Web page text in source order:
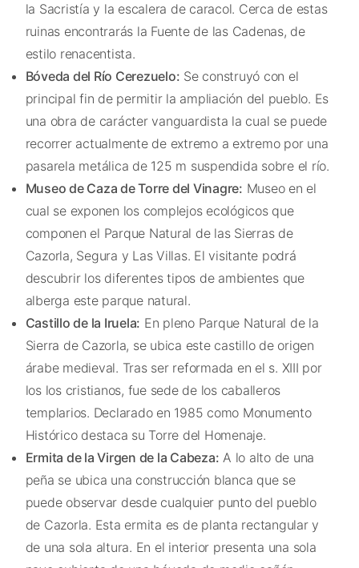
la Sacristía y la escalera de caracol. Cerca de estas
ruinas encontrarás la Fuente de las Cadenas, de
estilo renacentista.
Bóveda del Río Cerezuelo: Se construyó con el
principal fin de permitir la ampliación del pueblo. Es
una obra de carácter vanguardista la cual se puede
recorrer actualmente de extremo a extremo por una
pasarela metálica de 125 m suspendida sobre el río.
Museo de Caza de Torre del Vinagre: Museo en el
cual se exponen los complejos ecológicos que
componen el Parque Natural de las Sierras de
Cazorla, Segura y Las Villas. El visitante podrá
descubrir los diferentes tipos de ambientes que
alberga este parque natural.
Castillo de la Iruela: En pleno Parque Natural de la
Sierra de Cazorla, se ubica este castillo de origen
árabe medieval. Tras ser reformada en el s. XIII por
los los cristianos, fue sede de los caballeros
templarios. Declarado en 1985 como Monumento
Histórico destaca su Torre del Homenaje.
Ermita de la Virgen de la Cabeza: A lo alto de una
peña se ubica una construcción blanca que se
puede observar desde cualquier punto del pueblo
de Cazorla. Esta ermita es de planta rectangular y
de una sola altura. En el interior presenta una sola